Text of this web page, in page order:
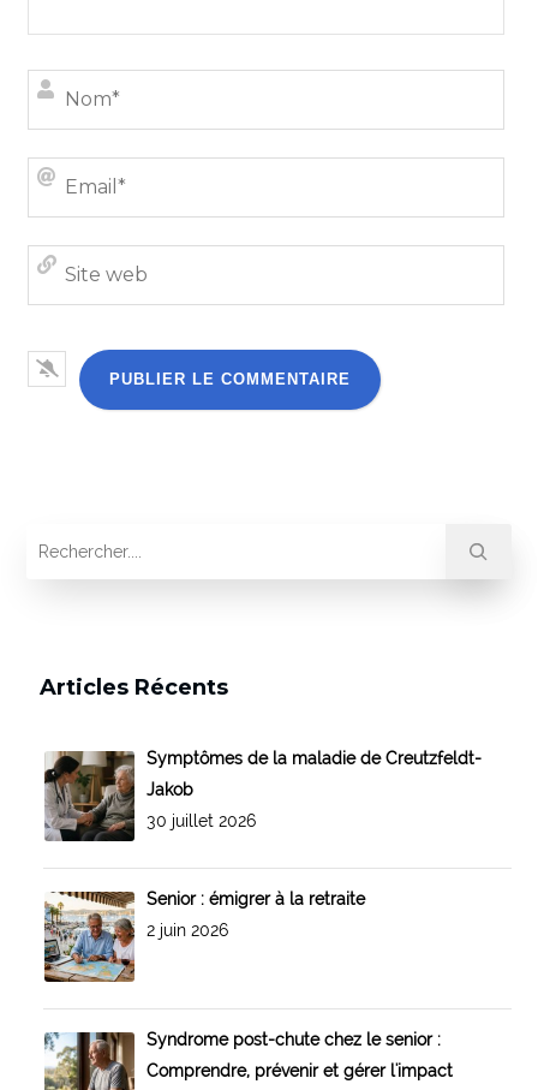
Articles Récents
Symptômes de la maladie de Creutzfeldt-
Jakob
30 juillet 2026
Senior : émigrer à la retraite
2 juin 2026
Syndrome post-chute chez le senior :
Comprendre, prévenir et gérer l'impact